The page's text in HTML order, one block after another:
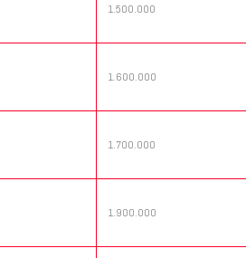
1.500.000
1.600.000
1.700.000
1.900.000